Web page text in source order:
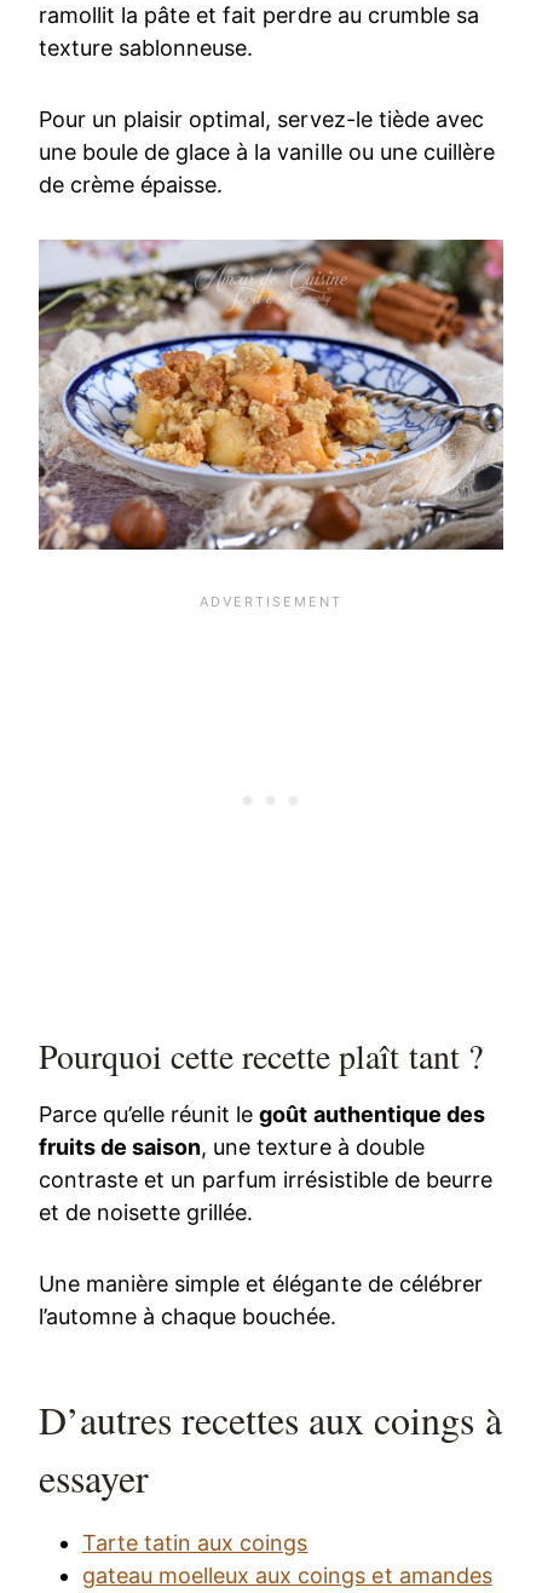
ramollit la pâte et fait perdre au crumble sa
texture sablonneuse.
Pour un plaisir optimal, servez-le tiède avec
une boule de glace à la vanille ou une cuillère
de crème épaisse.
Pourquoi cette recette plaît tant ?
Parce qu’elle réunit legoût authentique des
fruits de saison, une texture à double
contraste et un parfum irrésistible de beurre
et de noisette grillée.
Une manière simple et élégante de célébrer
l’automne à chaque bouchée.
D’autres recettes aux coings à
essayer
Tarte tatin aux coings
gateau moelleux aux coings et amandes